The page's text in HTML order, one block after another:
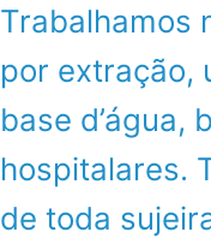
Trabalhamos
por extração,
base d’água,
hospitalares.
de toda